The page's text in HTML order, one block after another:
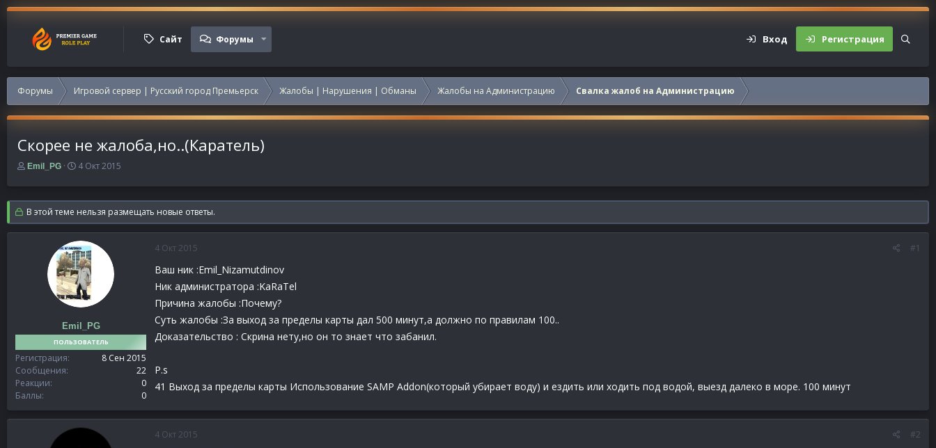
Сайт Форумы Вход Регистрация
Форумы Игровой сервер | Русский город Премьерск Жалобы | Нарушения | Обманы Жалобы на Администрацию Свалка жалоб на Администрацию
Скорее не жалоба,но..(Каратель)
А
т
о
р
т
Emil_PG
Д
т
а
н
а
ч
а
л
а
4 Окт 2015
В этой теме нельзя размещать новые ответы.
Emil_PG
ПОЛЬЗОВАТЕЛЬ
Регистрация
8 Сен 2015
Сообщения
22
Реакции
0
Баллы
0
4 Окт 2015 #1
Ваш ник :Emil_Nizamutdinov
Ник администратора :KaRaTel
Причина жалобы :Почему?
Суть жалобы :За выход за пределы карты дал 500 минут,а должно по правилам 100..
Доказательство : Скрина нету,но он то знает что забанил.
P.s
41 Выход за пределы карты Использование SAMP Addon(который убирает воду) и ездить или ходить под водой, выезд далеко в море. 100 минут
4 Окт 2015 #2